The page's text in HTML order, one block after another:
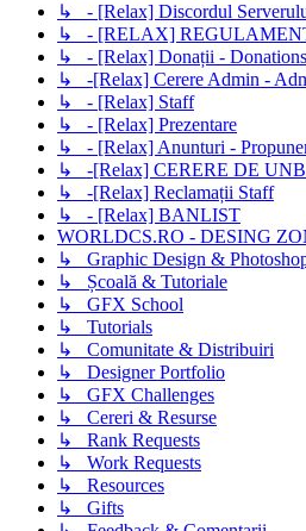
↳ - [Relax] Discordul
↳ - [RELAX]
↳ - [Relax] Donații - Donations
↳ -[Relax] Cerere Admin -
↳ - [Relax] Staff
↳ - [Relax] Prezentare
↳ - [Relax] Anunturi -
↳ -[Relax] CERERE DE
↳ -[Relax] Reclamații Staff
↳ - [Relax] BANLIST
WORLDCS.RO - DESING
↳ Graphic Design &
↳ Școală & Tutoriale
↳ GFX School
↳ Tutorials
↳ Comunitate & Distribuiri
↳ Designer Portfolio
↳ GFX Challenges
↳ Cereri & Resurse
↳ Rank Requests
↳ Work Requests
↳ Resources
↳ Gifts